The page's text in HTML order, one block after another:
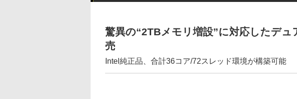
驚異の“2TBメモリ増設”に対応したデ
売
Intel純正品、合計36コア/72スレッド環境が構築可能